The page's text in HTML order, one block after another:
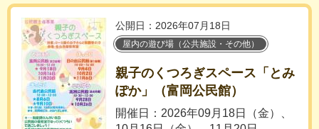
公開日：2026年07月18日
屋内の遊び場（公共施設・その他）
親子のくつろぎスペース「とみ
ぽか」（富岡公民館）
開催日：2026年09月18日（金）、